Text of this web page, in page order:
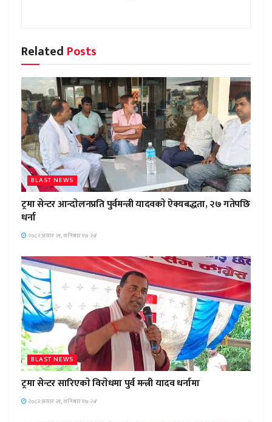
Related Posts
BLAST NEWS
ट्रमा सेन्टर आन्दाेलनप्रति पुर्वमन्त्री यादवकाे ऐक्यबद्धता, २७ गतेपछि
धर्ना
२०८२ असार २१, शनिबार १७:२४
BLAST NEWS
ट्रमा सेन्टर सारिएकाे विराेधमा पुर्व मन्त्री यादव धर्नामा
२०८२ असार २१, शनिबार १७:२४